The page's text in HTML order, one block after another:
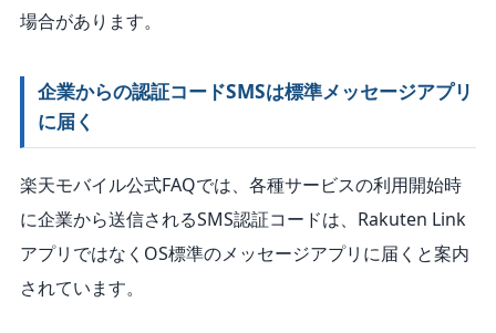
場合があります。
企業からの認証コードSMSは標準メッセージアプリ
に届く
楽天モバイル公式FAQでは、各種サービスの利用開始時
に企業から送信されるSMS認証コードは、Rakuten Link
アプリではなくOS標準のメッセージアプリに届くと案内
されています。